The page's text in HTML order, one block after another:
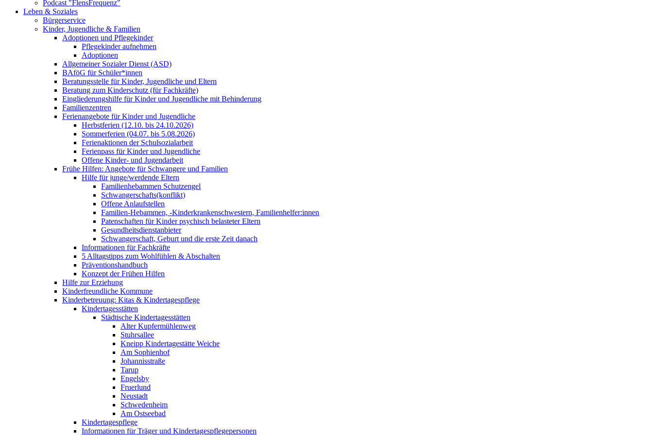
Podcast "FlensFrequenz"
Leben & Soziales
Bürgerservice
Kinder, Jugendliche & Familien
Adoptionen und Pflegekinder
Pflegekinder aufnehmen
Adoptionen
Allgemeiner Sozialer Dienst (ASD)
BAföG für Schüler*innen
Beratungsstelle für Kinder, Jugendliche und Eltern
Beratung zum Kinderschutz (für Fachkräfte)
Eingliederungshilfe für Kinder und Jugendliche mit Behinderung
Familienzentren
Ferienangebote für Kinder und Jugendliche
Herbstferien (12.10. bis 24.10.2026)
Sommerferien (04.07. bis 5.08.2026)
Ferienaktionen der Schulsozialarbeit
Ferienpass für Kinder und Jugendliche
Offene Kinder- und Jugendarbeit
Frühe Hilfen: Angebote für Schwangere und Familien
Hilfe für junge/werdende Eltern
Familienhebammen Schutzengel
Schwangerschafts(konflikt)
Offene Anlaufstellen
Familien-Hebammen, -Kinderkrankenschwestern, Familienhelfer:innen
Patenschaften für Kinder psychisch belasteter Eltern
Gesundheitsdienstanbieter
Schwangerschaft, Geburt und die erste Zeit danach
Informationen für Fachkräfte
5 Alltagstipps zum Wohlfühlen & Abschalten
Präventionshandbuch
Konzept der Frühen Hilfen
Hilfe zur Erziehung
Kinderfreundliche Kommune
Kinderbetreuung: Kitas & Kindertagespflege
Kindertagesstätten
Städtische Kindertagesstätten
Alter Kupfermühlenweg
Stuhrsallee
Kneipp Kindertagestätte Weiche
Am Sophienhof
Johannisstraße
Tarup
Engelsby
Fruerlund
Neustadt
Schwedenheim
Am Ostseebad
Kindertagespflege
Informationen für Träger und Kindertagespflegepersonen